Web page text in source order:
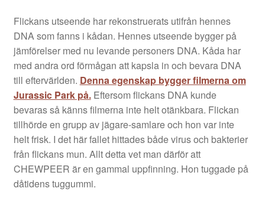
Flickans utseende har rekonstruerats utifrån hennes
DNA som fanns i kådan. Hennes utseende bygger på
jämförelser med nu levande personers DNA. Kåda har
med andra ord förmågan att kapsla in och bevara DNA
till eftervärlden. Denna egenskap bygger filmerna om
Jurassic Park på.Eftersom flickans DNA kunde
bevaras så känns filmerna inte helt otänkbara. Flickan
tillhörde en grupp av jägare-samlare och hon var inte
helt frisk. I det här fallet hittades både virus och bakterier
från flickans mun. Allt detta vet man därför att
CHEWPEER är en gammal uppfinning. Hon tuggade på
dåtidens tuggummi.